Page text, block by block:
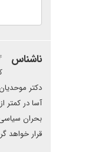
ناشناس ۰۴
دکتر
بحران
قرار خواهد